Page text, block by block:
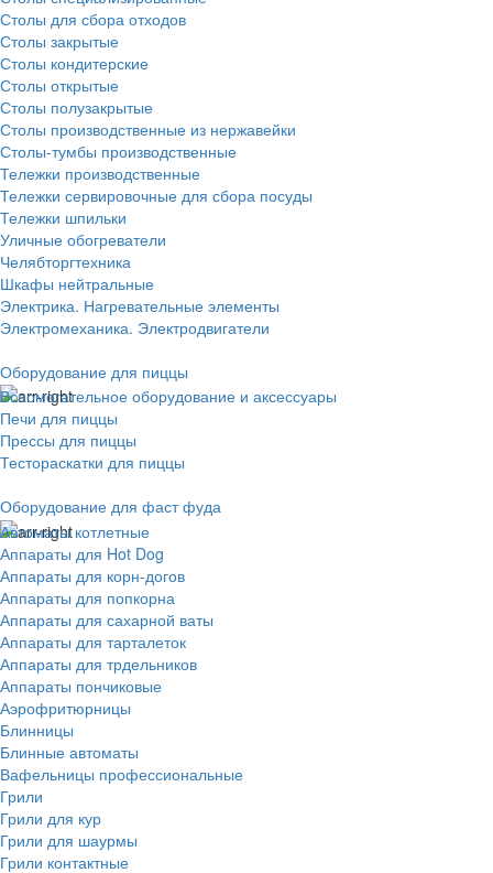
Столы для сбора отходов
Столы закрытые
Столы кондитерские
Столы открытые
Столы полузакрытые
Столы производственные из нержавейки
Столы-тумбы производственные
Тележки производственные
Тележки сервировочные для сбора посуды
Тележки шпильки
Уличные обогреватели
Челябторгтехника
Шкафы нейтральные
Электрика. Нагревательные элементы
Электромеханика. Электродвигатели
Оборудование для пиццы
Вспомогательное оборудование и аксессуары
Печи для пиццы
Прессы для пиццы
Тестораскатки для пиццы
Оборудование для фаст фуда
Автоматы котлетные
Аппараты для Hot Dog
Аппараты для корн-догов
Аппараты для попкорна
Аппараты для сахарной ваты
Аппараты для тарталеток
Аппараты для трдельников
Аппараты пончиковые
Аэрофритюрницы
Блинницы
Блинные автоматы
Вафельницы профессиональные
Грили
Грили для кур
Грили для шаурмы
Грили контактные